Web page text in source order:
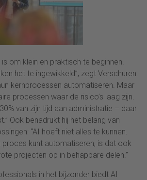
om klein en praktisch te beginnen.
het te ingewikkeld”, zegt Verschuren.
kernprocessen automatiseren. Maar
processen waar de risico’s laag zijn.
van zijn tijd aan administratie – daar
Ook benadrukt hij het belang van
“AI hoeft niet alles te kunnen.
proces kunt automatiseren, is dat ook
projecten op in behapbare delen.”
in het bijzonder biedt AI